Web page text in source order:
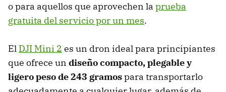
o para aquellos que aprovechen la prueba
gratuita del servicio por un mes.
El DJI Mini 2 es un dron ideal para principiantes
que ofrece un diseño compacto, plegable y
ligero peso de 243 gramospara transportarlo